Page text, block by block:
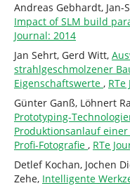
Andreas Gebhardt,
Impact of SLM build
Journal: 2014
Jan Sehrt, Gerd Witt,
strahlgeschmolzener
Eigenschaftswerte ,
Günter Ganß, Löhnert
Prototyping-
Produktionsanlauf
Profi-Fotografie , RTe
Detlef Kochan, Jochen
Zehe, Intelligente